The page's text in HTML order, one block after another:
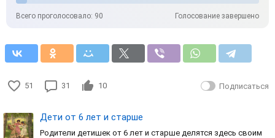
Всего проголосовало: 90 Голосование завершено
51 31 10 Подписаться
Дети от 6 лет и старше
Родители детишек от 6 лет и старше делятся здесь своим